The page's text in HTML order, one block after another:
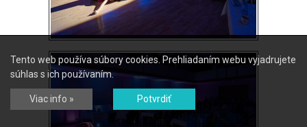
Tento web používa súbory cookies. Prehliadaním webu vyjadrujete
súhlas s ich používaním.
Viac info » Potvrdiť